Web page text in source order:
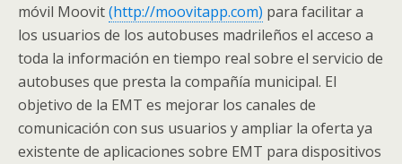
móvil Moovit(http://moovitapp.com) para facilitar a
los usuarios de los autobuses madrileños el acceso a
toda la información en tiempo real sobre el servicio de
autobuses que presta la compañía municipal. El
objetivo de la EMT es mejorar los canales de
comunicación con sus usuarios y ampliar la oferta ya
existente de aplicaciones sobre EMT para dispositivos